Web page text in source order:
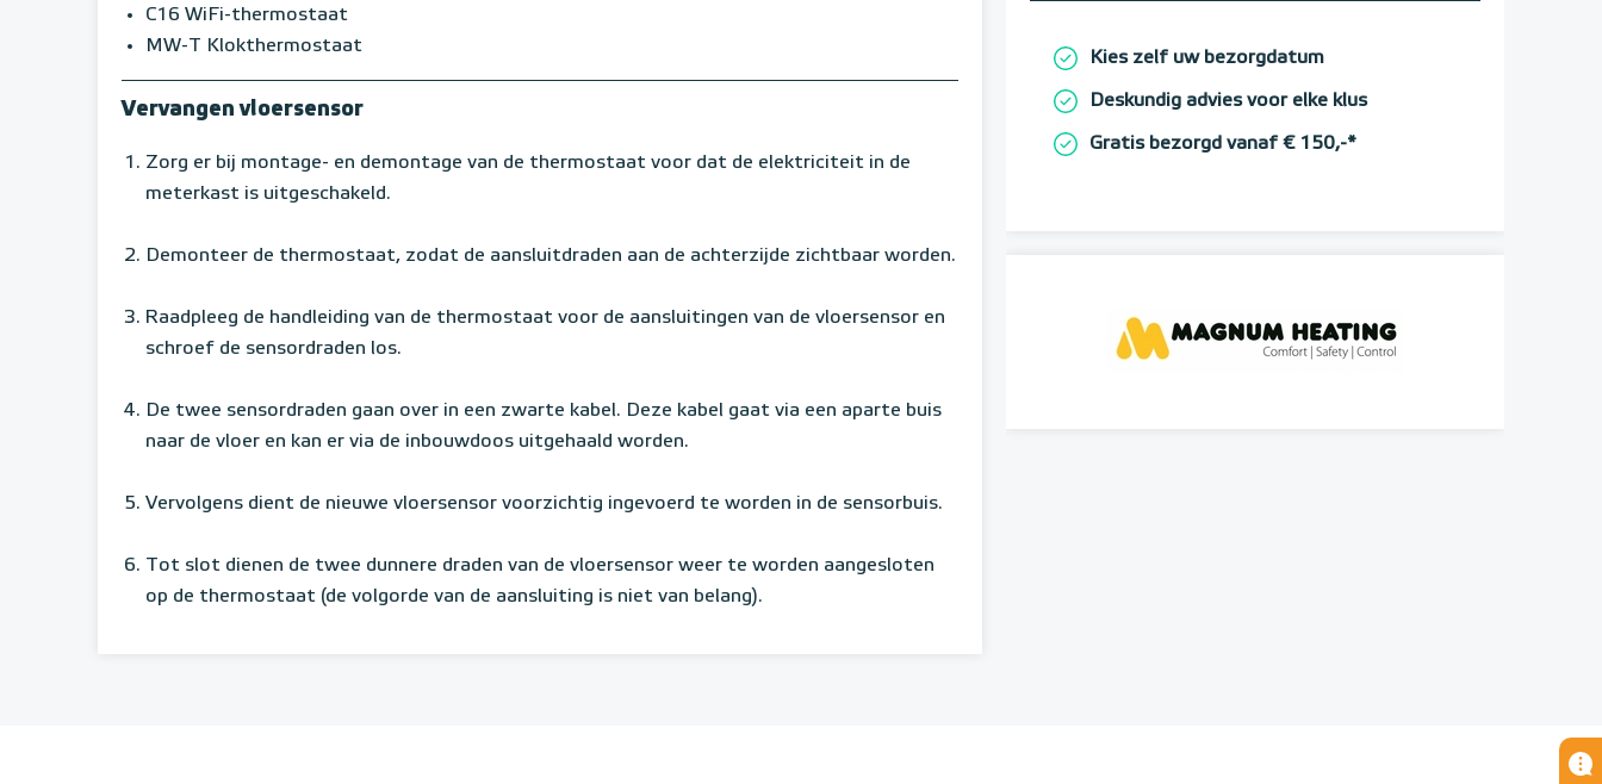
C16 WiFi-thermostaat
MW-T Klokthermostaat
Vervangen vloersensor
Zorg er bij montage- en demontage van de thermostaat voor dat de elektriciteit in de
meterkast is uitgeschakeld.
Demonteer de thermostaat, zodat de aansluitdraden aan de achterzijde zichtbaar worden.
Raadpleeg de handleiding van de thermostaat voor de aansluitingen van de vloersensor en
schroef de sensordraden los.
De twee sensordraden gaan over in een zwarte kabel. Deze kabel gaat via een aparte buis
naar de vloer en kan er via de inbouwdoos uitgehaald worden.
Vervolgens dient de nieuwe vloersensor voorzichtig ingevoerd te worden in de sensorbuis.
Tot slot dienen de twee dunnere draden van de vloersensor weer te worden aangesloten
op de thermostaat (de volgorde van de aansluiting is niet van belang).
Kies zelf uw bezorgdatum
Deskundig advies voor elke klus
Gratis bezorgd vanaf € 150,-*